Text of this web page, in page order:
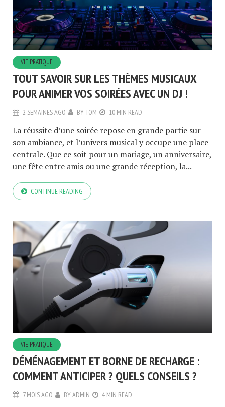
VIE PRATIQUE
TOUT SAVOIR SUR LES THÈMES MUSICAUX
POUR ANIMER VOS SOIRÉES AVEC UN DJ !
2 SEMAINES AGO BYTOM 10 MIN READ
La réussite d’une soirée repose en grande partie sur
son ambiance, et l’univers musical y occupe une place
centrale. Que ce soit pour un mariage, un anniversaire,
une fête entre amis ou une grande réception, la...
CONTINUE READING
VIE PRATIQUE
DÉMÉNAGEMENT ET BORNE DE RECHARGE :
COMMENT ANTICIPER ? QUELS CONSEILS ?
7 MOIS AGO BYADMIN 4 MIN READ